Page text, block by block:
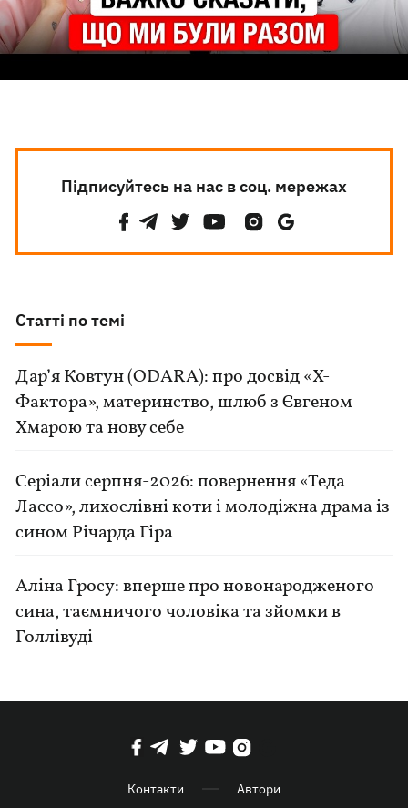
Підписуйтесь на нас в соц. мережах
Статті по темі
Дар’я Ковтун (ODARA): про досвід «Х-
Фактора», материнство, шлюб з Євгеном
Хмарою та нову себе
Серіали серпня-2026: повернення «Теда
Лассо», лихослівні коти і молодіжна драма із
сином Річарда Гіра
Аліна Гросу: вперше про новонародженого
сина, таємничого чоловіка та зйомки в
Голлівуді
Контакти Автори